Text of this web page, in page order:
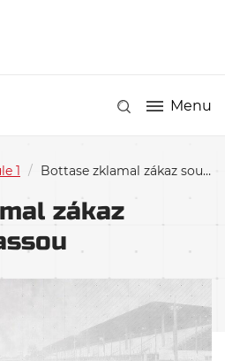
Menu
1 / Bottase zklamal zákaz souboje s Massou
zákaz